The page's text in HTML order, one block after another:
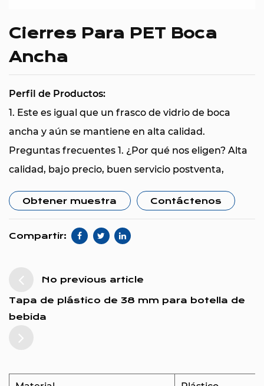
Cierres Para PET Boca
Ancha
Perfil de Productos:
1. Este es igual que un frasco de vidrio de boca
ancha y aún se mantiene en alta calidad.
Preguntas frecuentes 1. ¿Por qué nos eligen? Alta
calidad, bajo precio, buen servicio postventa,
2. ¿Qué tan pronto puedo obtener una cotización?
Podemos proporcionarle una cotización dentro de
Obtener muestra Contáctenos
Compartir:
No previous article
Tapa de plástico de 38 mm para botella de
bebida